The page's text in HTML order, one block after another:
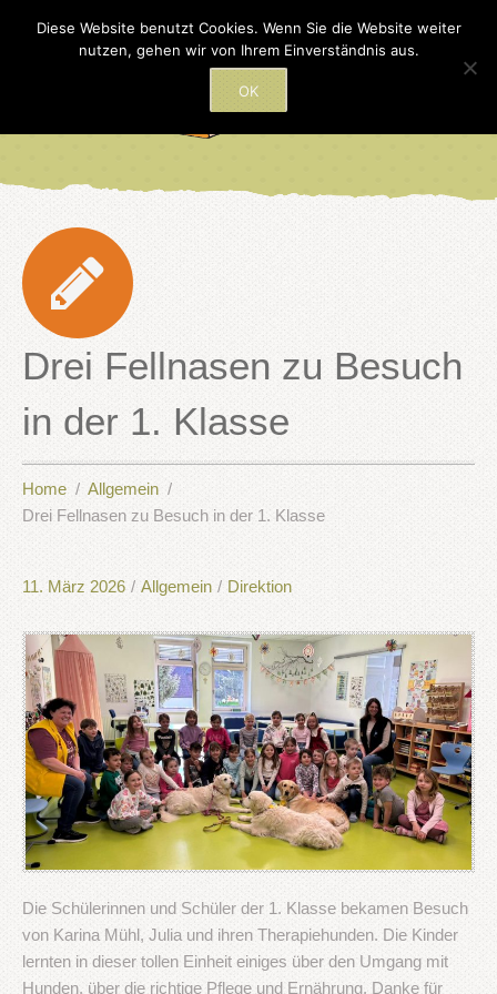
Drei Fellnasen zu Besuch
in der 1. Klasse
Home
Allgemein
Drei Fellnasen zu Besuch in der 1. Klasse
11. März 2026 / Allgemein / Direktion
Die Schülerinnen und Schüler der 1. Klasse bekamen Besuch
von Karina Mühl, Julia und ihren Therapiehunden. Die Kinder
lernten in dieser tollen Einheit einiges über den Umgang mit
Hunden, über die richtige Pflege und Ernährung. Danke für
Diese Website benutzt Cookies. Wenn Sie die Website weiter
nutzen, gehen wir von Ihrem Einverständnis aus.
OK